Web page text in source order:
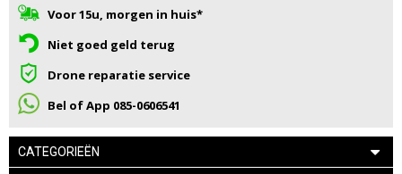
Voor 15u, morgen in huis*
Niet goed geld terug
Drone reparatie service
Bel of App 085-0606541
CATEGORIEËN